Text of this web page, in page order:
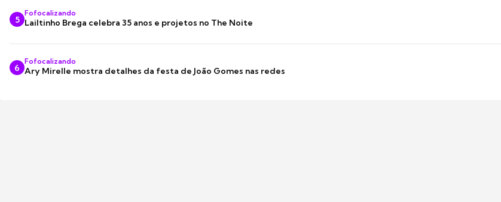
5
Fofocalizando
Lailtinho Brega celebra 35 anos e projetos no The Noite
6
Fofocalizando
Ary Mirelle mostra detalhes da festa de João Gomes nas redes